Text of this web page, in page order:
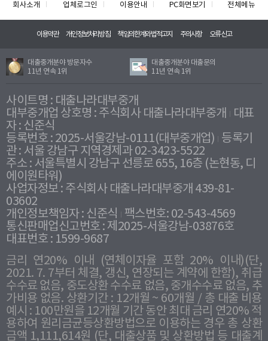
회사소개 업체로그인 이용안내 PC화면보기 전체메뉴
이용약관 개인정보처리방침 책임의한계와법적고지 주의사항 오류신고
대출중개분야 방문자수
11년 연속 1위
대출중개분야 대출문의
11년 연속 1위
사이트명 : 대출나라대부중개
대부중개업 상호명 : 주식회사 대출나라대부중개
대표
자 : 신준식
등록번호 : 2025-서울강남-0111(대부중개업) 등록기
관 : 서울 강남구 지역경제과 02-3423-5522
주소 : 서울특별시 강남구 선릉로 655, 16층 (논현동, 디
에이원타워)
사업자정보 : 주식회사 대출나라대부중개 439-81-
03602
개인정보책임자 : 신준식
팩스번호: 02-543-4569
통신판매업신고번호 : 제2025-서울강남-03876호
대표번호 : 1599-9687
금리 연20% 이내 (연체이자율 포함 20% 이내)(단,
2021. 7. 7부터 체결, 갱신, 연장되는 계약에 한함), 취급
수수료 없음, 중도상환 수수료 없음, 중개수수료 없음, 추
가비용 없음. 상환기간 : 12개월 ~ 60개월 / 총 대출 비용
예시 : 100만원을 12개월 기간 동안 최대 금리 연20% 적
용하여 원리금균등상환방법으로 이용하는 경우 총 상환
금액 1,111,614원 (단, 대출상품 및 상환방법 등 대출계